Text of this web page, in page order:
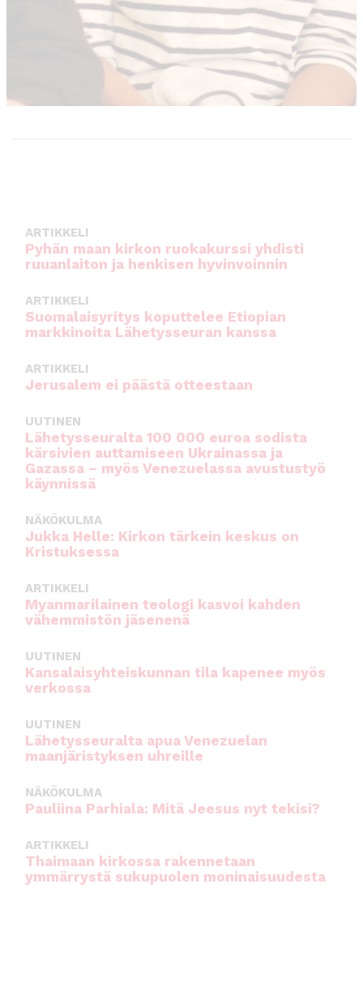
ARTIKKELI
Pyhän maan kirkon ruokakurssi yhdisti
ruuanlaiton ja henkisen hyvinvoinnin
ARTIKKELI
Suomalaisyritys koputtelee Etiopian
markkinoita Lähetysseuran kanssa
ARTIKKELI
Jerusalem ei päästä otteestaan
UUTINEN
Lähetysseuralta 100 000 euroa sodista
kärsivien auttamiseen Ukrainassa ja
Gazassa – myös Venezuelassa avustustyö
käynnissä
NÄKÖKULMA
Jukka Helle: Kirkon tärkein keskus on
Kristuksessa
ARTIKKELI
Myanmarilainen teologi kasvoi kahden
vähemmistön jäsenenä
UUTINEN
Kansalaisyhteiskunnan tila kapenee myös
verkossa
UUTINEN
Lähetysseuralta apua Venezuelan
maanjäristyksen uhreille
NÄKÖKULMA
Pauliina Parhiala: Mitä Jeesus nyt tekisi?
ARTIKKELI
Thaimaan kirkossa rakennetaan
ymmärrystä sukupuolen moninaisuudesta